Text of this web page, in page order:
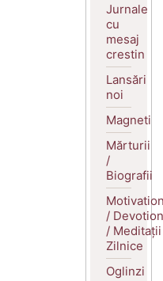
Jurnale
cu
mesaj
crestin
Lansări
noi
Magneti
Mărturii
/
Biografii
/
/ Meditații
Zilnice
Oglinzi